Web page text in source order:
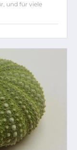
und für viele